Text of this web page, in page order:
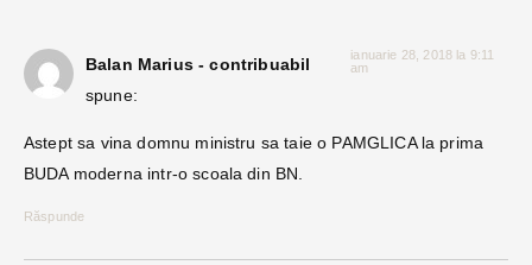
Balan Marius - contribuabil
spune:
ianuarie 28, 2018 la 9:11
am
Astept sa vina domnu ministru sa taie o PAMGLICA la prima
BUDA moderna intr-o scoala din BN.
Răspunde